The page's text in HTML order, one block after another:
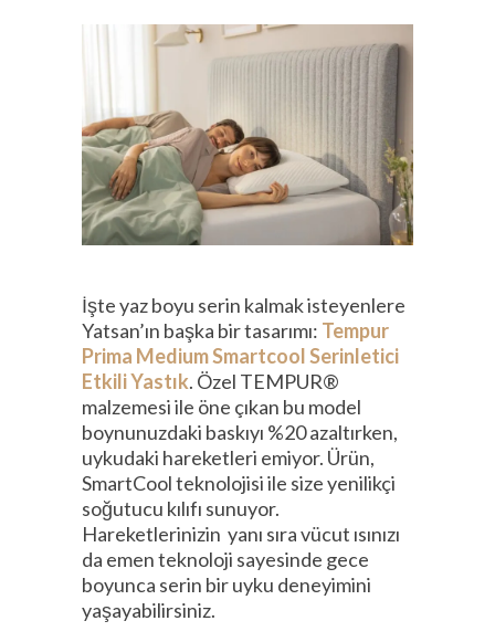
İşte yaz boyu serin kalmak isteyenlere
Yatsan’ın başka bir tasarımı: Tempur
Prima Medium Smartcool Serinletici
Etkili Yastık. Özel TEMPUR®
malzemesi ile öne çıkan bu model
boynunuzdaki baskıyı %20 azaltırken,
uykudaki hareketleri emiyor. Ürün,
SmartCool teknolojisi ile size yenilikçi
soğutucu kılıfı sunuyor.
Hareketlerinizin yanı sıra vücut ısınızı
da emen teknoloji sayesinde gece
boyunca serin bir uyku deneyimini
yaşayabilirsiniz.